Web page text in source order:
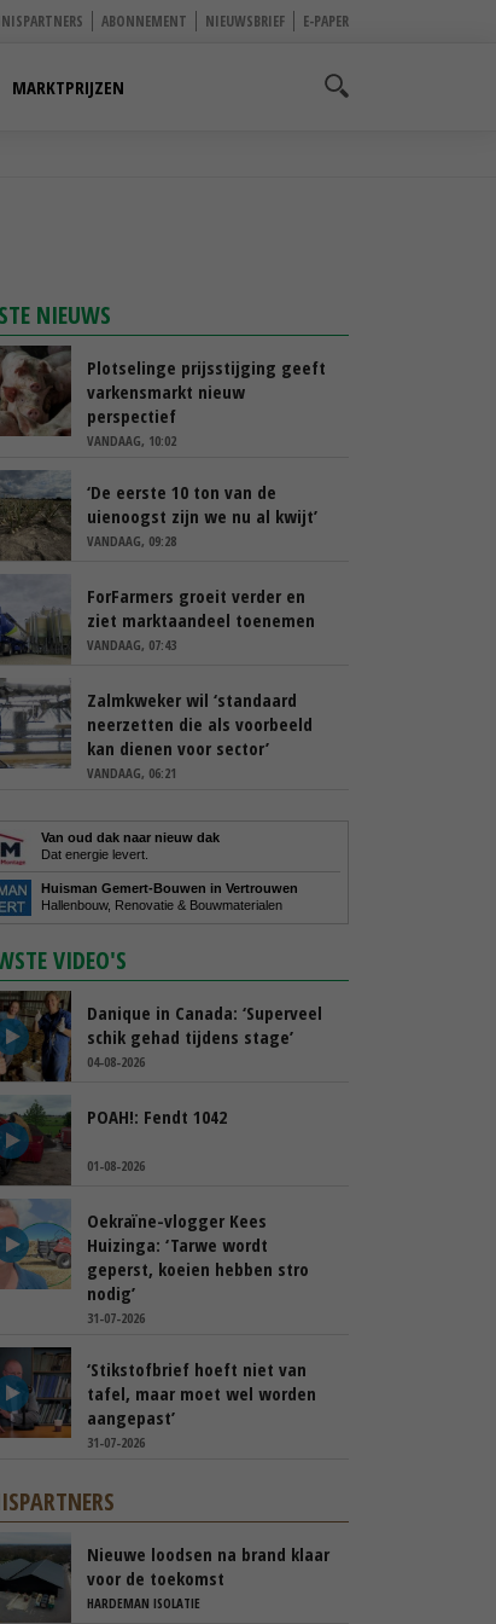
ABONNEMENT NIEUWSBRIEF E-PAPER
MARKTPRIJZEN
NIEUWS
Plotselinge prijsstijging geeft
varkensmarkt nieuw
perspectief
VANDAAG, 10:02
‘De eerste 10 ton van de
uienoogst zijn we nu al kwijt’
VANDAAG, 09:28
ForFarmers groeit verder en
ziet marktaandeel toenemen
VANDAAG, 07:43
Zalmkweker wil ‘standaard
neerzetten die als voorbeeld
kan dienen voor sector’
VANDAAG, 06:21
Van oud dak naar nieuw dak
Dat energie levert.
Huisman Gemert-Bouwen in Vertrouwen
Hallenbouw, Renovatie & Bouwmaterialen
VIDEO'S
Danique in Canada: ‘Superveel
schik gehad tijdens stage’
04-08-2026
POAH!: Fendt 1042
01-08-2026
Oekraïne-vlogger Kees
Huizinga: ‘Tarwe wordt
geperst, koeien hebben stro
nodig’
31-07-2026
‘Stikstofbrief hoeft niet van
tafel, maar moet wel worden
aangepast’
31-07-2026
Nieuwe loodsen na brand klaar
voor de toekomst
HARDEMAN ISOLATIE